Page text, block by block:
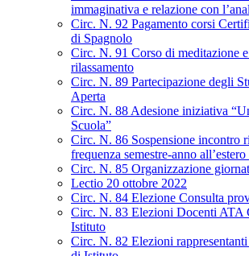
immaginativa e relazione con
Circ. N. 92 Pagamento corsi
di Spagnolo
Circ. N. 91 Corso di meditazione
rilassamento
Circ. N. 89 Partecipazione degli
Aperta
Circ. N. 88 Adesione iniziativa
Scuola”
Circ. N. 86 Sospensione incontro
frequenza semestre-anno
Circ. N. 85 Organizzazione
Lectio 20 ottobre 2022
Circ. N. 84 Elezione Consulta
Circ. N. 83 Elezioni Docenti ATA
Istituto
Circ. N. 82 Elezioni